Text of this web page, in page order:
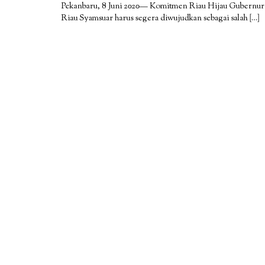
Pekanbaru, 8 Juni 2020— Komitmen Riau Hijau Gubernur
Riau Syamsuar harus segera diwujudkan sebagai salah […]